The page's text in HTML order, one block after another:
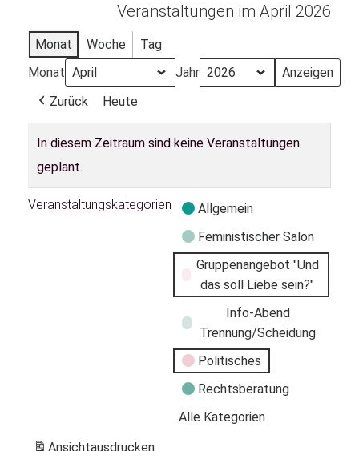
Veranstaltungen im April 2026
Monat Woche
Tag
Monat
Jahr
Zurück
Heute
In diesem Zeitraum sind keine Veranstaltungen
geplant.
Veranstaltungskategorien
Allgemein
Feministischer Salon
Gruppenangebot "Und
das soll Liebe sein?"
Info-Abend
Trennung/Scheidung
Politisches
Rechtsberatung
Alle Kategorien
Ansichtausdrucken